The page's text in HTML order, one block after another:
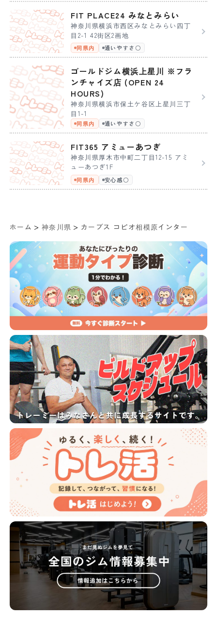
FIT PLACE24 みなとみらい
神奈川県横浜市西区みなとみらい四丁
目2-1 42街区2画地
同県内 通いやすさ〇
ゴールドジム横浜上星川 ※フラ
ンチャイズ店 (OPEN 24
HOURS)
神奈川県横浜市保土ケ谷区上星川三丁
目1-1
同県内 通いやすさ〇
FIT365 アミューあつぎ
神奈川県厚木市中町二丁目12-15 アミ
ューあつぎ1F
同県内 安心感〇
ホーム > 神奈川県 > カーブス コピオ相模原インター